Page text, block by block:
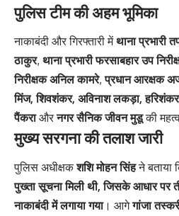
पुलिस टीम की अहम भूमिका
नाकाबंदी और गिरफ्तारी मेंथाना प्रभारी
ठाकुर, थाना प्रभारी फरसाबहार उप
निरीक्षक अनिल कामरे,प्रधान आरक्षक
मिंज, शिवशंकर, अविनाश लकड़ा,
पैंकराऔरनगर सैनिक जीवन मुडूकी
मुख्य सरगना की तलाश जारी
पुलिस अधीक्षकशशि मोहन सिंहने बताया
पुख्ता सूचना मिली थी, जिसके आधार पर
नाकाबंदी में लगाया गया। आगेगांजा